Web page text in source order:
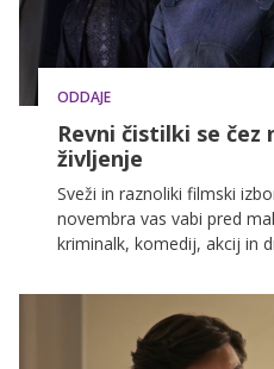
ODDAJE
Revni čistilki se čez
življenje
Sveži in raznoliki filmski
novembra vas vabi pred
kriminalk, komedij, akcij in
POP TV, Kanal A in KINO.